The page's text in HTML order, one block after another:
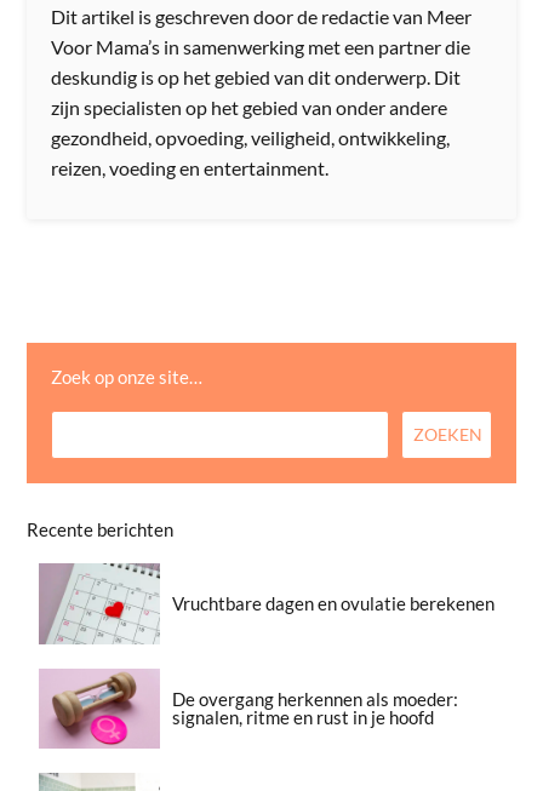
Dit artikel is geschreven door de redactie van Meer
Voor Mama’s in samenwerking met een partner die
deskundig is op het gebied van dit onderwerp. Dit
zijn specialisten op het gebied van onder andere
gezondheid, opvoeding, veiligheid, ontwikkeling,
reizen, voeding en entertainment.
Zoek op onze site…
Recente berichten
Vruchtbare dagen en ovulatie berekenen
De overgang herkennen als moeder:
signalen, ritme en rust in je hoofd